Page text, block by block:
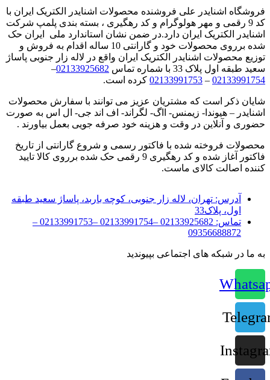
فروشگاه اشنایدر علی فروشنده محصولات اشنایدر الکتریک ایران با
کد 9 رقمی و مهر هولوگرام و کد رهگیری ، بسته بندی پلمپ شرکت
اشنایدر الکتریک ایران دارد.در ضمن نشان استاندارد ملی ایران حک
شده برروی محصولات خود و گارانتی 10 ساله اقدام به فروش و
توزیع محصولات اشنایدر الکتریک ایران واقع در لاله زار جنوبی پاساژ
سعید طبقه اول پلاک 33 با شماره تماس
02133925682
–
02133991754
–
02133991753 کرده است.
شایان ذکر است که مشتریان عزیز می توانند با سفارش محصولات
اشنایدر – هیوندا- زیمنس- ااگ- لگراند- اف اند جی- ال اس به صورت
حضوری و آنلاین در وقت و هزینه خود صرفه جویی بعمل بیاورند .
محصولات فروخته شده با فاکتور رسمی و شروع گارانتی از تاریخ
فاکتور آغاز شده و کد رهگیری 9 رقمی حک شده برروی کالا تایید
کننده اصالت کالای ماست.
آدرس: تهران، لاله زار جنوبی، کوچه باربد، پاساژ سعید طبقه
اول، پلاک33
تماس:
02133925682 –02133991754 –02133991753 –
09356688872
به ما در شبکه های اجتماعی بپیوندید